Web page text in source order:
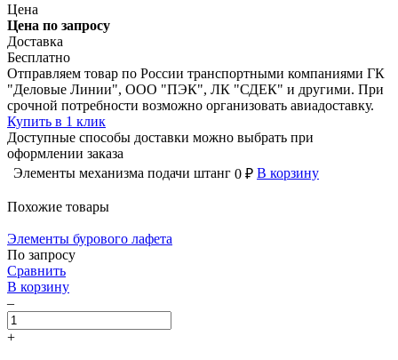
Цена
Цена по запросу
Доставка
Бесплатно
Отправляем товар по России транспортными компаниями ГК
"Деловые Линии", ООО "ПЭК", ЛК "СДЕК" и другими. При
срочной потребности возможно организовать авиадоставку.
Купить в 1 клик
Доступные способы доставки можно выбрать при
оформлении заказа
Элементы механизма подачи штанг 0 ₽ В корзину
Похожие товары
Элементы бурового лафета
По запросу
Сравнить
В корзину
–
+